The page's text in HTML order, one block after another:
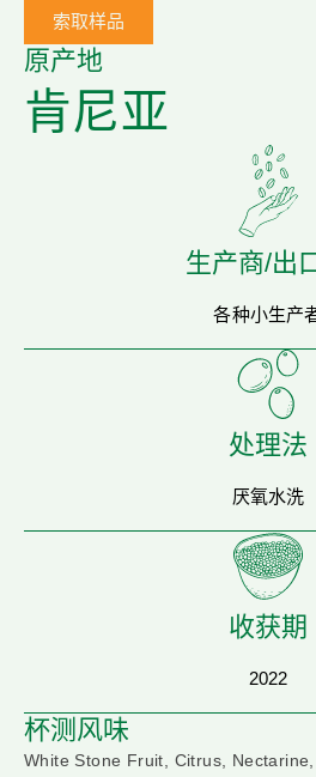
索取样品
原产地
肯尼亚
生产商/出
各种小生产
处理法
厌氧水洗
收获期
2022
杯测风味
White Stone Fruit, Citrus,